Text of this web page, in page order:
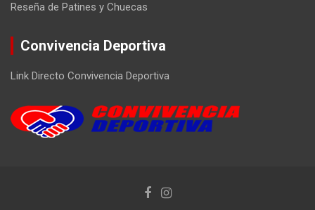
Reseña de Patines y Chuecas
Convivencia Deportiva
Link Directo Convivencia Deportiva